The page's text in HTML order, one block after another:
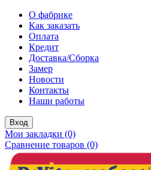
О фабрике
Как заказать
Оплата
Кредит
Доставка/Сборка
Замер
Новости
Контакты
Наши работы
Вход
Мои закладки (0)
Сравнение товаров (0)